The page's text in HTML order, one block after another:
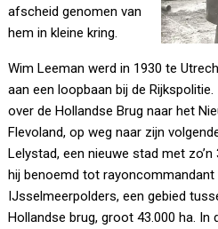
afscheid genomen van
hem in kleine kring.
Wim Leeman werd in 1930 te
aan een loopbaan bij de
over de Hollandse Brug naar het
Flevoland, op weg naar zijn
Lelystad, een nieuwe stad met
hij benoemd tot rayoncommandant
IJsselmeerpolders, een gebied
Hollandse brug, groot 43.000 ha.